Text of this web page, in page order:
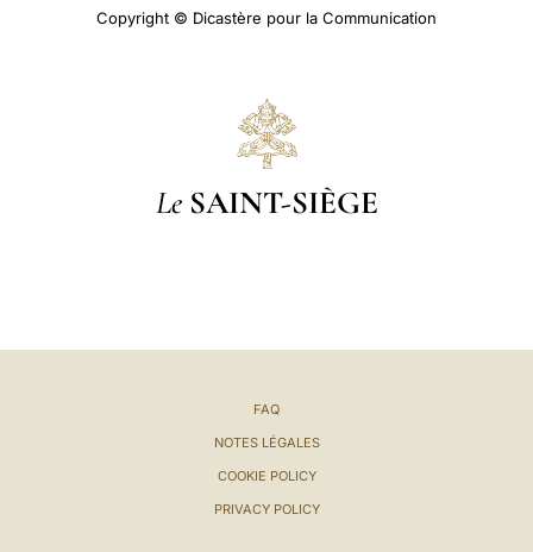
Copyright © Dicastère pour la Communication
Le SAINT-SIÈGE
FAQ
NOTES LÉGALES
COOKIE POLICY
PRIVACY POLICY